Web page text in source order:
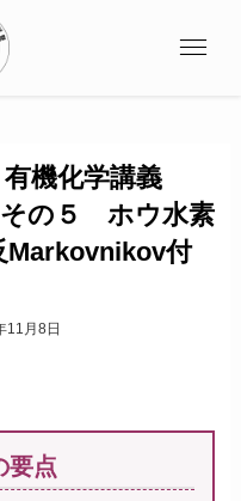
有機化学講義
の５ ホウ水素
Markovnikov付
11月8日
要点